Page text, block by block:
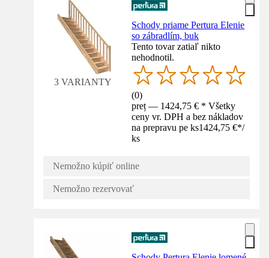
3 VARIANTY
Schody priame Pertura Elenie
so zábradlím, buk
Tento tovar zatiaľ nikto
nehodnotil.
(0)
preț — 1424,75 € * Všetky
ceny vr. DPH a bez nákladov
na prepravu pe ks1424,75 €*/
ks
Nemožno kúpiť online
Nemožno rezervovať